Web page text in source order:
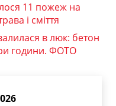
11 пожеж на
і сміття
в люк: бетон
години. ФОТО